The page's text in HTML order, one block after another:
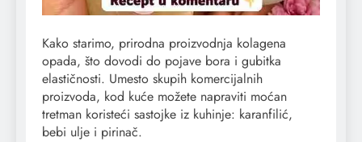
Kako starimo, prirodna proizvodnja kolagena
opada, što dovodi do pojave bora i gubitka
elastičnosti. Umesto skupih komercijalnih
proizvoda, kod kuće možete napraviti moćan
tretman koristeći sastojke iz kuhinje: karanfilić,
bebi ulje i pirinač.